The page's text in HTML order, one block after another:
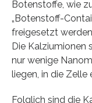
Botenstoffe, wie
„Botenstoff-
freigesetzt
Die Kalziumionen
nur wenige
liegen, in die Zelle
Folglich sind die